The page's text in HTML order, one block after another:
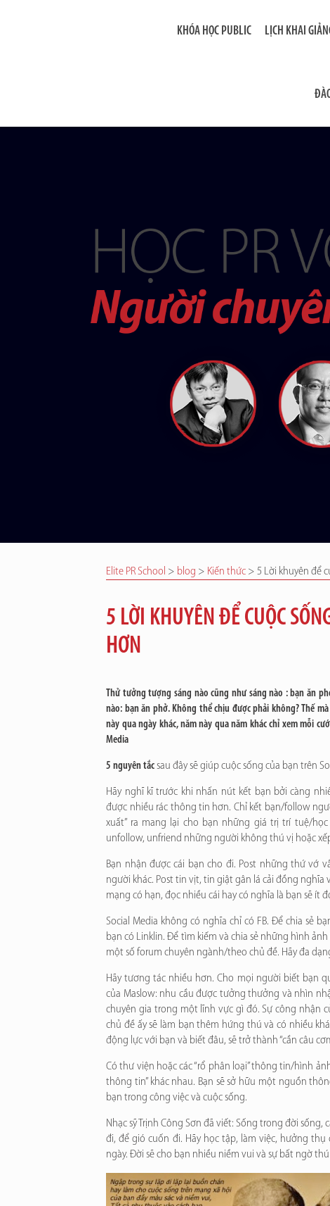
KHÓA HỌC PUBLIC LỊCH KHAI
Elite PR School > blog > Kiến thức >5 Lời khuyên để
5 LỜI KHUYÊN ĐỂ CUỘC
HƠN
Thử tưởng tượng sáng nào cũng như sáng nào : bạn ăn
nào: bạn ăn phở. Không thể chịu được phải không? Thế
này qua ngày khác, năm này qua năm khác chỉ xem mỗi
Media
5 nguyên tắcsau đây sẽ giúp cuộc sống của bạn trên
Hãy nghĩ kĩ trước khi nhấn nút kết bạn bởi càng
được nhiều rác thông tin hơn. Chỉ kết bạn/follow
xuất” ra mang lại cho bạn những giá trị trí tuệ/
unfollow, unfriend những người không thú vị hoặc
Bạn nhận được cái bạn cho đi. Post những thứ vớ
người khác. Post tin vịt, tin giật gân lá cải đồng
mạng có hạn, đọc nhiều cái hay có nghĩa là bạn sẽ ít
Social Media không có nghĩa chỉ có FB. Để chia sẻ
bạn có Linklin. Để tìm kiếm và chia sẻ những hình
một số forum chuyên ngành/theo chủ đề. Hãy đa
Hãy tương tác nhiều hơn. Cho mọi người biết bạn
của Maslow: nhu cầu được tưởng thưởng và nhìn
chuyên gia trong một lĩnh vực gì đó. Sự công nhận
chủ đề ấy sẽ làm bạn thêm hứng thú và có nhiều
động lực với bạn và biết đâu, sẽ trở thành “cần câu
Có thư viện hoặc các “rổ phân loại” thông tin/hình
thông tin” khác nhau. Bạn sẽ sở hữu một nguồn
bạn trong công việc và cuộc sống.
Nhạc sỹ Trịnh Công Sơn đã viết: Sống trong đời
đi, để gió cuốn đi. Hãy học tập, làm việc, hưởng
ngày. Đời sẽ cho bạn nhiều niềm vui và sự bất ngờ thú